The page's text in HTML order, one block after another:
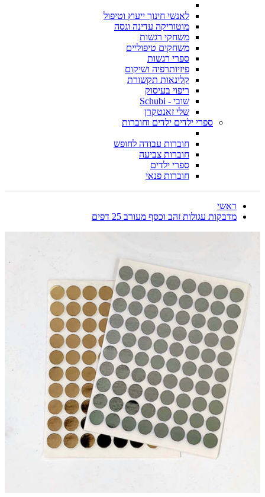
לאנשי חינוך ייעוץ וטיפול
מוטוריקה עדינה וגסה
משחקי רגשות
משחקים טיפוליים
ספרי רגשות
פיזיותרפיה ושיקום
קלינאות תקשורת
ריפוי בעיסוק
שובי - Schubi
שלי זאנטקרן
ספרי ילדים ילדים וחוברות
חוברות עבודה לחופש
חוברות צביעה
ספרי ילדים
חוברות פנאי
ראשי
מדבקות עגולות זהב וכסף מעורב 25 דפים